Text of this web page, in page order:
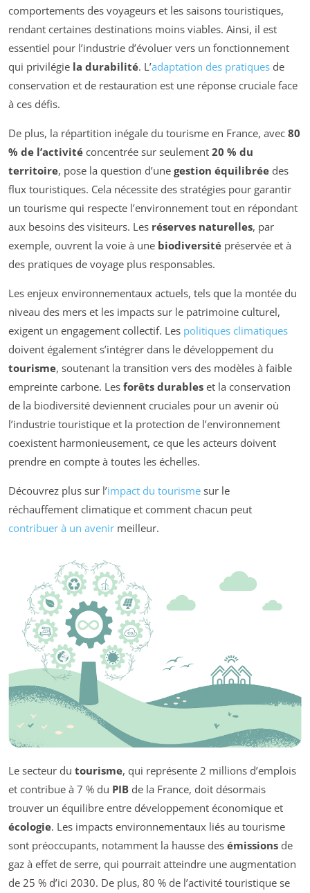
comportements des voyageurs et les saisons touristiques,
rendant certaines destinations moins viables. Ainsi, il est
essentiel pour l’industrie d’évoluer vers un fonctionnement
qui privilégie la durabilité. L’adaptation des pratiques de
conservation et de restauration est une réponse cruciale face
à ces défis.
De plus, la répartition inégale du tourisme en France, avec 80
% de l’activité concentrée sur seulement 20 % du
territoire, pose la question d’une gestion équilibrée des
flux touristiques. Cela nécessite des stratégies pour garantir
un tourisme qui respecte l’environnement tout en répondant
aux besoins des visiteurs. Les réserves naturelles, par
exemple, ouvrent la voie à une biodiversité préservée et à
des pratiques de voyage plus responsables.
Les enjeux environnementaux actuels, tels que la montée du
niveau des mers et les impacts sur le patrimoine culturel,
exigent un engagement collectif. Les politiques climatiques
doivent également s’intégrer dans le développement du
tourisme, soutenant la transition vers des modèles à faible
empreinte carbone. Les forêts durables et la conservation
de la biodiversité deviennent cruciales pour un avenir où
l’industrie touristique et la protection de l’environnement
coexistent harmonieusement, ce que les acteurs doivent
prendre en compte à toutes les échelles.
Découvrez plus sur l’impact du tourisme sur le
réchauffement climatique et comment chacun peut
contribuer à un avenir meilleur.
Le secteur du tourisme, qui représente 2 millions d’emplois
et contribue à 7 % du PIB de la France, doit désormais
trouver un équilibre entre développement économique et
écologie. Les impacts environnementaux liés au tourisme
sont préoccupants, notamment la hausse des émissions de
gaz à effet de serre, qui pourrait atteindre une augmentation
de 25 % d’ici 2030. De plus, 80 % de l’activité touristique se